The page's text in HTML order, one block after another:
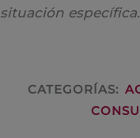
situación específica.
CATEGORÍAS: